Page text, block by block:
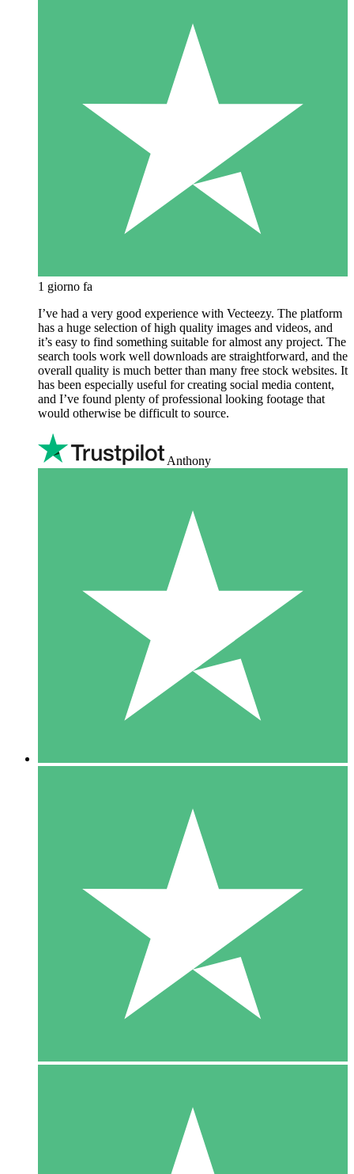
1 giorno fa
I’ve had a very good experience with Vecteezy. The platform
has a huge selection of high quality images and videos, and
it’s easy to find something suitable for almost any project. The
search tools work well downloads are straightforward, and the
overall quality is much better than many free stock websites. It
has been especially useful for creating social media content,
and I’ve found plenty of professional looking footage that
would otherwise be difficult to source.
Anthony